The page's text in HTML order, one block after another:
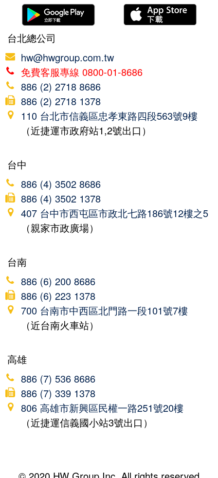
台北總公司
hw@hwgroup.com.tw
免費客服專線 0800-01-8686
886 (2) 2718 8686
886 (2) 2718 1378
110 台北市信義區忠孝東路四段563號9樓
（近捷運市政府站1,2號出口）
台中
886 (4) 3502 8686
886 (4) 3502 1378
407 台中市西屯區市政北七路186號12樓之5
（親家市政廣場）
台南
886 (6) 200 8686
886 (6) 223 1378
700 台南市中西區北門路一段101號7樓
（近台南火車站）
高雄
886 (7) 536 8686
886 (7) 339 1378
806 高雄市新興區民權一路251號20樓
（近捷運信義國小站3號出口）